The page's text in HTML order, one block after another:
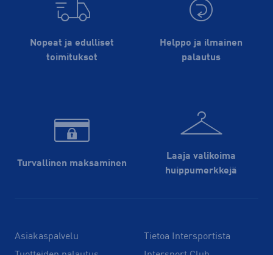
Nopeat ja edulliset
toimitukset
Helppo ja ilmainen
palautus
Turvallinen maksaminen
Laaja valikoima
huippu­merkkejä
Asiakaspalvelu
Tietoa Intersportista